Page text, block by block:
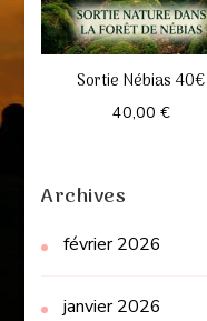
Sortie Nébias 40€
40,00 €
Archives
février 2026
janvier 2026